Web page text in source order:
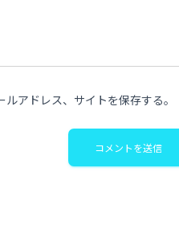
アドレス、サイトを保存する。